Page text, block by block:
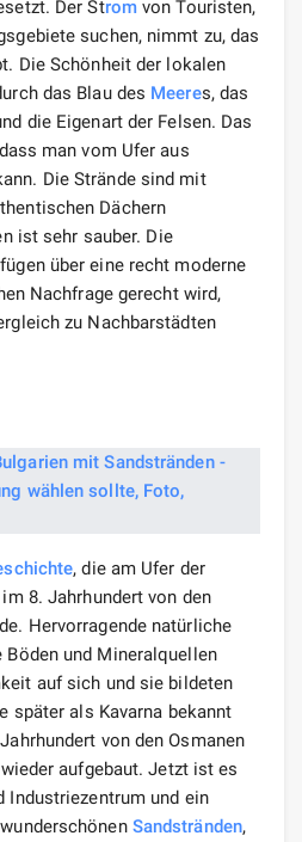
Der Stromvon Touristen,
suchen, nimmt zu, das
Die Schönheit der lokalen
das Blau des Meeres, das
die Eigenart der Felsen. Das
man vom Ufer aus
Die Strände sind mit
Dächern
ist sehr sauber. Die
über eine recht moderne
Nachfrage gerecht wird,
zu Nachbarstädten
, die am Ufer der
8. Jahrhundert von den
Hervorragende natürliche
Böden und Mineralquellen
auf sich und sie bildeten
später als Kavarna bekannt
von den Osmanen
aufgebaut. Jetzt ist es
Industriezentrum und ein
Sandstränden,